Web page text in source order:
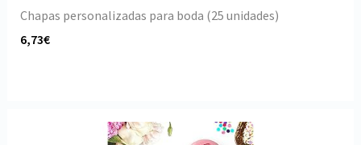
Chapas personalizadas para boda (25 unidades)
6,73€